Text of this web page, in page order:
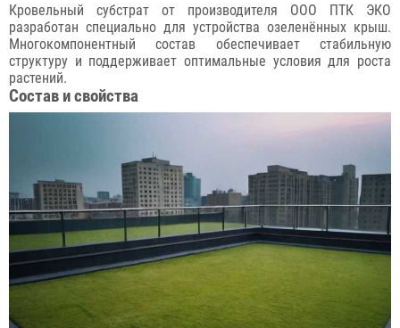
Кровельный субстрат от производителя ООО ПТК ЭКО
разработан специально для устройства озеленённых крыш.
Многокомпонентный состав обеспечивает стабильную
структуру и поддерживает оптимальные условия для роста
растений.
Состав и свойства